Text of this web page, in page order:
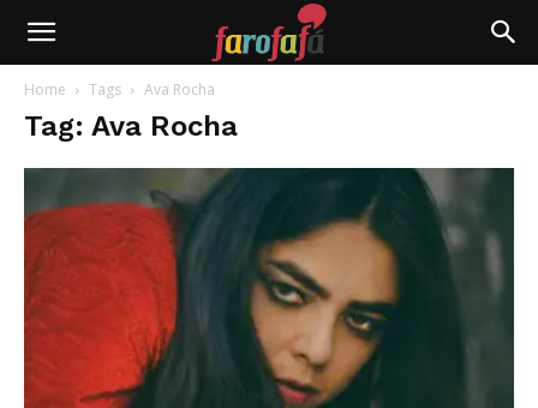
Farofafá
Home Tags Ava Rocha
Tag: Ava Rocha